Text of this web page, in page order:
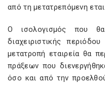
από τη μετατρεπόμενη
Ο ισολογισμός που
διαχειριστικής
μετατροπή εταιρεία θα
πράξεων που
όσο και από την